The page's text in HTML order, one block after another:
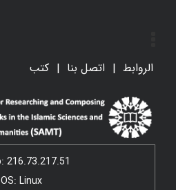
الروابط اتصل بنا کتب
Ip: 216.73.217.51
OS: Linux